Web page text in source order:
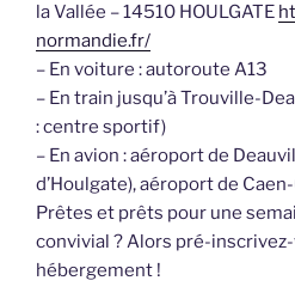
la Vallée – 14510 HOULGATE
normandie.fr/
– En voiture : autoroute A13
– En train jusqu’à Trouville-
: centre sportif)
– En avion : aéroport de
d’Houlgate), aéroport de
Prêtes et prêts pour une
convivial ? Alors pré-
hébergement !